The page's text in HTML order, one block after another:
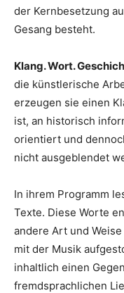
der Kernbesetzung
Gesang besteht.
Klang. Wort.
die künstlerische
erzeugen sie einen
ist, an historisch
orientiert und
nicht ausgeblendet
In ihrem Programm
Texte. Diese Worte
andere Art und
mit der Musik
inhaltlich einen
fremdsprachlichen